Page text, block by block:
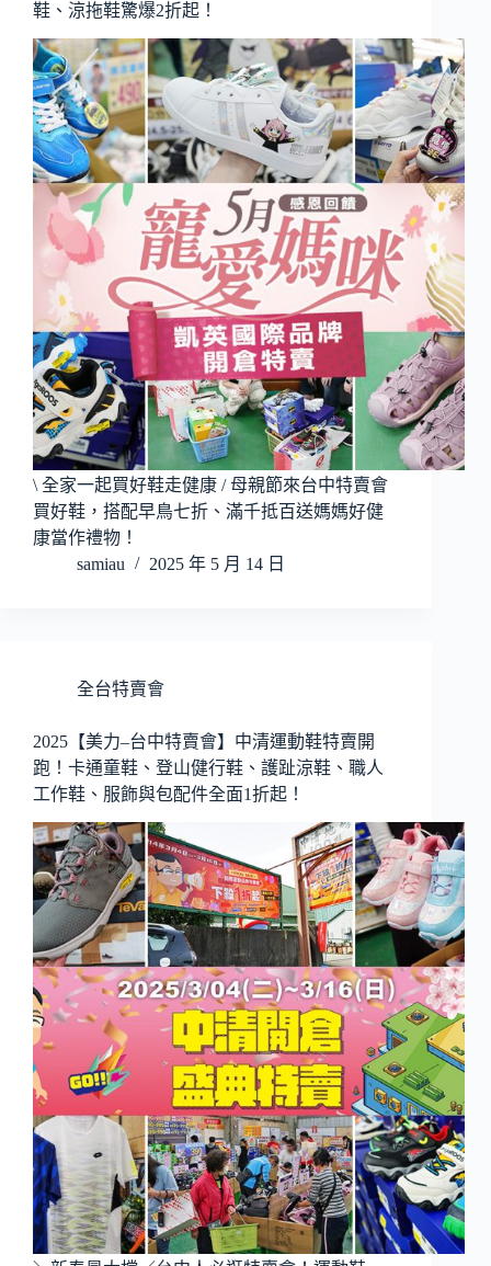
鞋、涼拖鞋驚爆2折起！
\ 全家一起買好鞋走健康 / 母親節來台中特賣會
買好鞋，搭配早鳥七折、滿千抵百送媽媽好健
康當作禮物！
samiau
2025 年 5 月 14 日
全台特賣會
2025【美力–台中特賣會】中清運動鞋特賣開
跑！卡通童鞋、登山健行鞋、護趾涼鞋、職人
工作鞋、服飾與包配件全面1折起！